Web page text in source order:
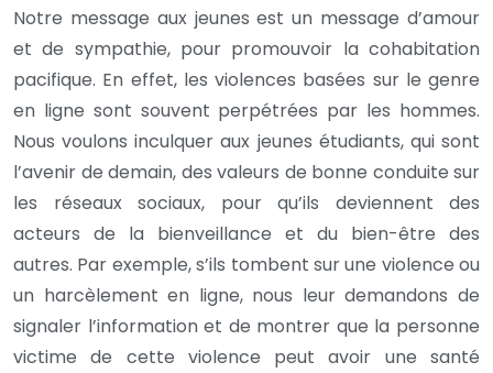
Notre message aux jeunes est un message d’amour
et de sympathie, pour promouvoir la cohabitation
pacifique. En effet, les violences basées sur le genre
en ligne sont souvent perpétrées par les hommes.
Nous voulons inculquer aux jeunes étudiants, qui sont
l’avenir de demain, des valeurs de bonne conduite sur
les réseaux sociaux, pour qu’ils deviennent des
acteurs de la bienveillance et du bien-être des
autres. Par exemple, s’ils tombent sur une violence ou
un harcèlement en ligne, nous leur demandons de
signaler l’information et de montrer que la personne
victime de cette violence peut avoir une santé